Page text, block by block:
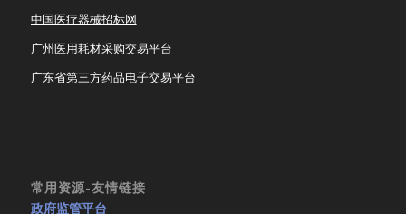
中国医疗器械招标网
广州医用耗材采购交易平台
广东省第三方药品电子交易平台
常用资源-友情链接
政府监管平台